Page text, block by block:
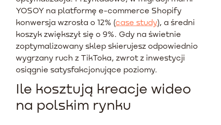
YOSOY na platformę e-commerce Shopify
konwersja wzrosła o 12% (case study), a średni
koszyk zwiększył się o 9%. Gdy na świetnie
zoptymalizowany sklep skierujesz odpowiednio
wygrzany ruch z TikToka, zwrot z inwestycji
osiągnie satysfakcjonujące poziomy.
Ile kosztują kreacje wideo
na polskim rynku